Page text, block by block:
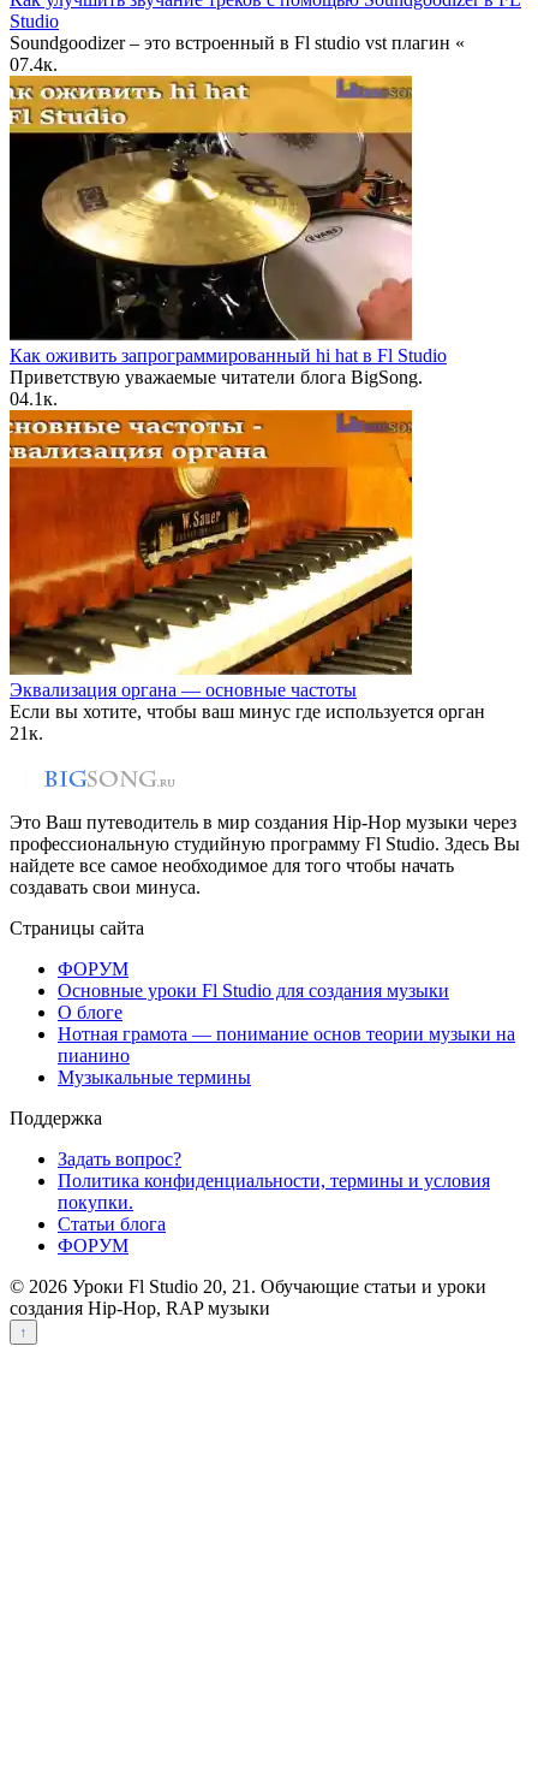
Studio
Soundgoodizer – это встроенный в Fl studio vst плагин «
07.4к.
Как оживить запрограммированный hi hat в Fl Studio
Приветствую уважаемые читатели блога BigSong.
04.1к.
Эквализация органа — основные частоты
Если вы хотите, чтобы ваш минус где используется орган
21к.
Это Ваш путеводитель в мир создания Hip-Hop музыки через
профессиональную студийную программу Fl Studio. Здесь Вы
найдете все самое необходимое для того чтобы начать
создавать свои минуса.
Страницы сайта
ФОРУМ
Основные уроки Fl Studio для создания музыки
О блоге
Нотная грамота — понимание основ теории музыки на
пианино
Музыкальные термины
Поддержка
Задать вопрос?
Политика конфиденциальности, термины и условия
покупки.
Статьи блога
ФОРУМ
© 2026 Уроки Fl Studio 20, 21. Обучающие статьи и уроки
создания Hip-Hop, RAP музыки